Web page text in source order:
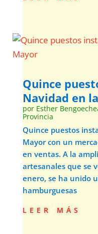
Quince
Navidad en
por Esther
Provincia
Quince puestos
Mayor con un
en ventas. A la
artesanales que se
enero, se ha unido
hamburguesas
leer más